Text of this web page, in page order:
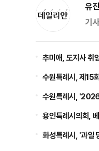
유
기
추미애, 도지사 취
수원특례시, 제15
수원특례시,
용인특례시의회,
화성특례시, '과일